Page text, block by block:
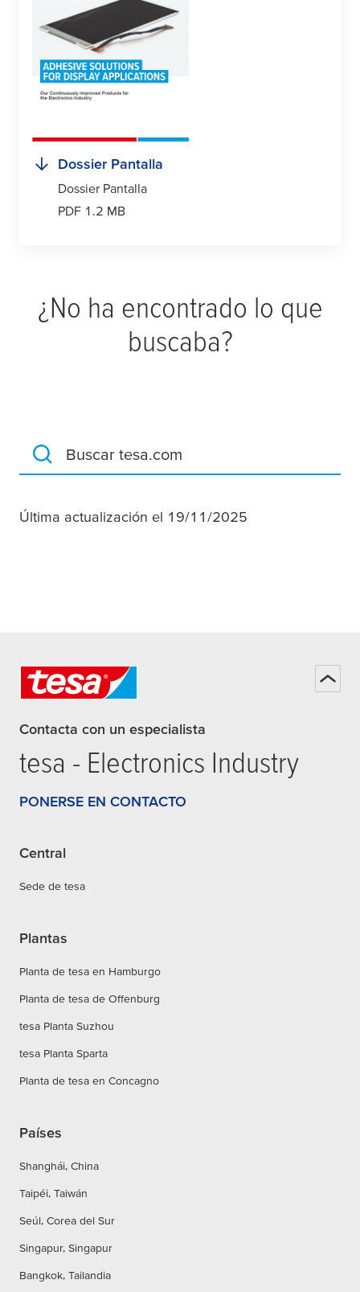
Dossier Pantalla
Dossier Pantalla
PDF 1.2 MB
¿No ha encontrado lo que
buscaba?
Buscar tesa.com
Última actualización el 19/11/2025
Contacta con un especialista
tesa - Electronics Industry
PONERSE EN CONTACTO
Central
Sede de tesa
Plantas
Planta de tesa en Hamburgo
Planta de tesa de Offenburg
tesa Planta Suzhou
tesa Planta Sparta
Planta de tesa en Concagno
Países
Shanghái, China
Taipéi, Taiwán
Seúl, Corea del Sur
Singapur, Singapur
Bangkok, Tailandia